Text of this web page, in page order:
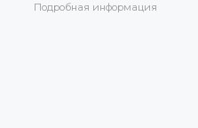
Подробная информация